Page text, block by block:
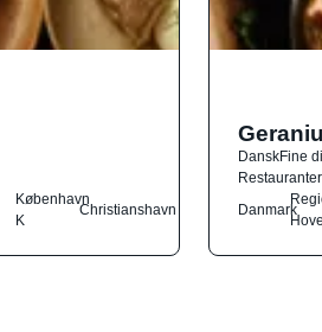
København
K
Christianshavn
DanskFine
Restauranter
Danmark